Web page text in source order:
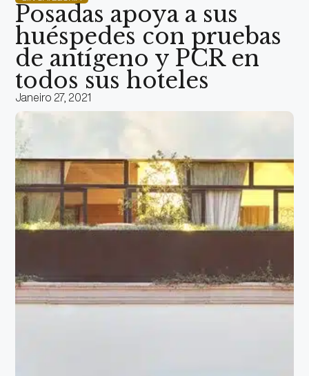
Posadas apoya a sus
huéspedes con pruebas
de antígeno y PCR en
todos sus hoteles
Janeiro 27, 2021